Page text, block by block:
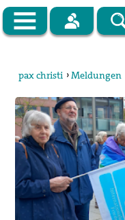
Vor Ort
Themen
Kampagnen
Publikationen
pax christi ›Meldungen